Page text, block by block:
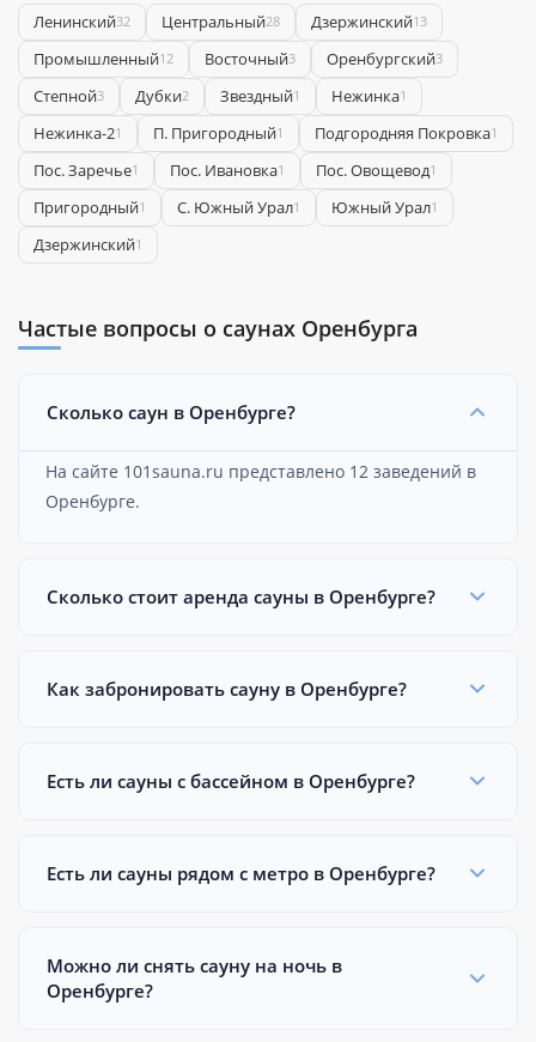
Ленинский32 Центральный28 Дзержинский13
Промышленный12 Восточный3 Оренбургский3
Степной3 Дубки2 Звездный1 Нежинка1
Нежинка-21 П. Пригородный1 Подгородняя Покровка1
Пос. Заречье1 Пос. Ивановка1 Пос. Овощевод1
Пригородный1 С. Южный Урал1 Южный Урал1
​Дзержинский1
Частые вопросы о саунах Оренбурга
Сколько саун в Оренбурге?
На сайте 101sauna.ru представлено 12 заведений в
Оренбурге.
Сколько стоит аренда сауны в Оренбурге?
Как забронировать сауну в Оренбурге?
Есть ли сауны с бассейном в Оренбурге?
Есть ли сауны рядом с метро в Оренбурге?
Можно ли снять сауну на ночь в
Оренбурге?